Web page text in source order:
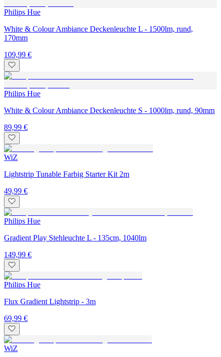
Philips Hue
White & Colour Ambiance Deckenleuchte L - 1500lm, rund,
170mm
109,99 €
Philips Hue
White & Colour Ambiance Deckenleuchte S - 1000lm, rund, 90mm
89,99 €
WiZ
Lightstrip Tunable Farbig Starter Kit 2m
49,99 €
Philips Hue
Gradient Play Stehleuchte L - 135cm, 1040lm
149,99 €
Philips Hue
Flux Gradient Lightstrip - 3m
69,99 €
WiZ